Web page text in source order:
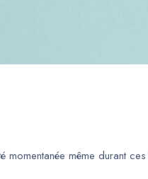
même durant